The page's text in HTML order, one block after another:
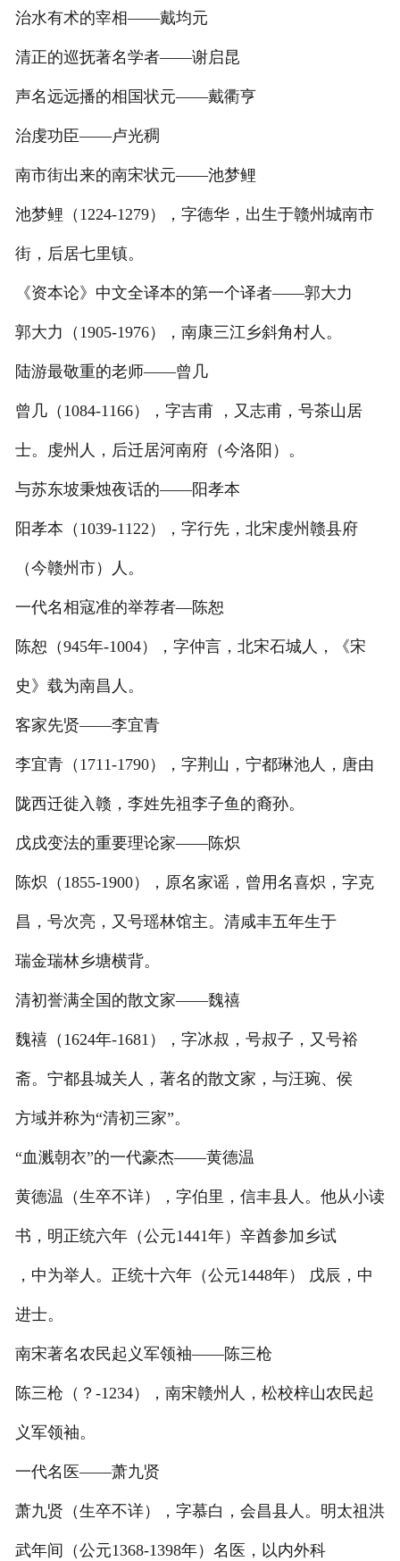
治水有术的宰相——戴均元
清正的巡抚著名学者——谢启昆
声名远远播的相国状元——戴衢亨
治虔功臣——卢光稠
南市街出来的南宋状元——池梦鲤
池梦鲤（1224-1279），字德华，出生于赣州城南市
街，后居七里镇。
《资本论》中文全译本的第一个译者——郭大力
郭大力（1905-1976），南康三江乡斜角村人。
陆游最敬重的老师——曾几
曾几（1084-1166），字吉甫 ，又志甫，号茶山居
士。虔州人，后迁居河南府（今洛阳）。
与苏东坡秉烛夜话的——阳孝本
阳孝本（1039-1122），字行先，北宋虔州赣县府
（今赣州市）人。
一代名相寇准的举荐者—陈恕
陈恕（945年-1004），字仲言，北宋石城人，《宋
史》载为南昌人。
客家先贤——李宜青
李宜青（1711-1790），字荆山，宁都琳池人，唐由
陇西迁徙入赣，李姓先祖李子鱼的裔孙。
戊戌变法的重要理论家——陈炽
陈炽（1855-1900），原名家谣，曾用名喜炽，字克
昌，号次亮，又号瑶林馆主。清咸丰五年生于
瑞金瑞林乡塘横背。
清初誉满全国的散文家——魏禧
魏禧（1624年-1681），字冰叔，号叔子，又号裕
斋。宁都县城关人，著名的散文家，与汪琬、侯
方域并称为“清初三家”。
“血溅朝衣”的一代豪杰——黄德温
黄德温（生卒不详），字伯里，信丰县人。他从小读
书，明正统六年（公元1441年）辛酋参加乡试
，中为举人。正统十六年（公元1448年） 戊辰，中
进士。
南宋著名农民起义军领袖——陈三枪
陈三枪（？-1234），南宋赣州人，松校梓山农民起
义军领袖。
一代名医——萧九贤
萧九贤（生卒不详），字慕白，会昌县人。明太祖洪
武年间（公元1368-1398年）名医，以内外科